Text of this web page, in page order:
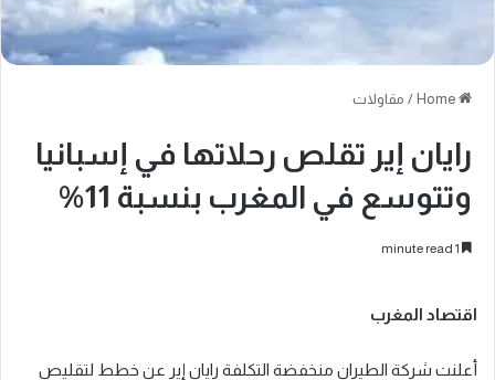
/ مقاولات
رايان إير تقلص رحلاتها في إسبانيا
وتتوسع في المغرب بنسبة 11%
اقتصاد المغرب
أعلنت شركة الطيران منخفضة التكلفة رايان إير عن خطط لتقليص